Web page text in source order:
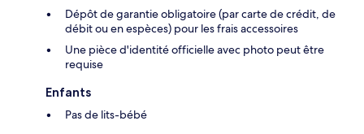
Dépôt de garantie obligatoire (par carte de crédit, de
débit ou en espèces) pour les frais accessoires
Une pièce d'identité officielle avec photo peut être
requise
Enfants
Pas de lits-bébé